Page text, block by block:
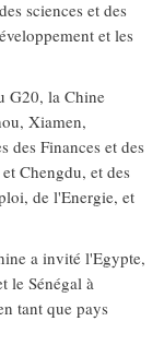
sciences et des
et les
G20, la Chine
Xiamen,
des Finances et des
Chengdu, et des
de l'Energie, et
a invité l'Egypte,
le Sénégal à
tant que pays